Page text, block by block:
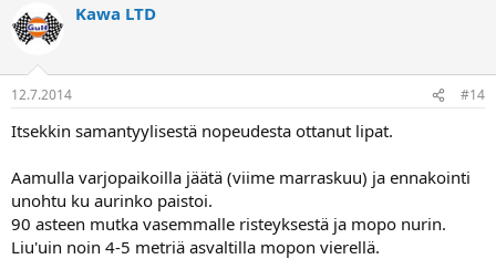
Kawa LTD
12.7.2014 #14
Itsekkin samantyylisestä nopeudesta ottanut lipat.
Aamulla varjopaikoilla jäätä (viime marraskuu) ja ennakointi
unohtu ku aurinko paistoi.
90 asteen mutka vasemmalle risteyksestä ja mopo nurin.
Liu'uin noin 4-5 metriä asvaltilla mopon vierellä.